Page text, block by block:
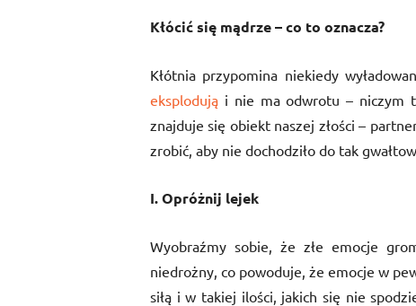
Kłócićsię mądrze–co to oznacza?
Kłótnia przypomina niekiedy
eksplodują i nie ma odwrotu – niczym
znajduje się obiekt naszej złości –
zrobić, aby nie dochodziło do tak
I. Opróżnij lejek
Wyobraźmy sobie, że złe emocje
niedrożny, co powoduje, że emocje w
siłą i w takiej ilości, jakich się nie